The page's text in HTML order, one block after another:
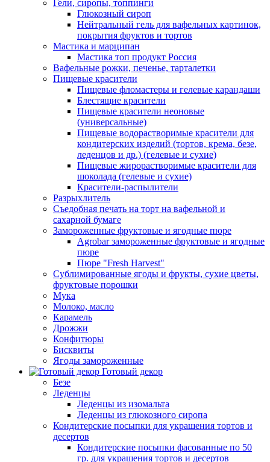
Гели, сиропы, топпинги
Глюкозный сироп
Нейтральный гель для вафельных картинок,
покрытия фруктов и тортов
Мастика и марципан
Мастика топ продукт Россия
Вафельные рожки, печенье, тарталетки
Пищевые красители
Пищевые фломастеры и гелевые карандаши
Блестящие красители
Пищевые красители неоновые
(универсальные)
Пищевые водорастворимые красители для
кондитерских изделий (тортов, крема, безе,
леденцов и др.) (гелевые и сухие)
Пищевые жирорастворимые красители для
шоколада (гелевые и сухие)
Красители-распылители
Разрыхлитель
Съедобная печать на торт на вафельной и
сахарной бумаге
Замороженные фруктовые и ягодные пюре
Agrobar замороженные фруктовые и ягодные
пюре
Пюре "Fresh Harvest"
Сублимированные ягоды и фрукты, сухие цветы,
фруктовые порошки
Мука
Молоко, масло
Карамель
Дрожжи
Конфитюры
Бисквиты
Ягоды замороженные
Готовый декор
Безе
Леденцы
Леденцы из изомальта
Леденцы из глюкозного сиропа
Кондитерские посыпки для украшения тортов и
десертов
Кондитерские посыпки фасованные по 50
гр. для украшения тортов и десертов